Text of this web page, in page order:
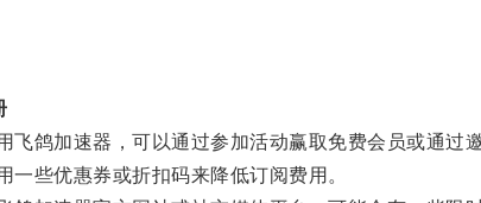
鸽加速器，可以通过参加活动赢取免费会员或通过邀
些优惠券或折扣码来降低订阅费用。